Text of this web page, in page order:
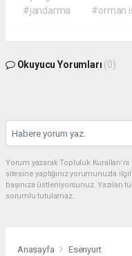
#jandarma
#orman
Okuyucu Yorumları (0)
Yorum yazarak Topluluk
sitesine yaptığınız yorumunuzla
başınıza üstleniyorsunuz.
sorumlu tutulamaz.
Anasayfa Esenyurt